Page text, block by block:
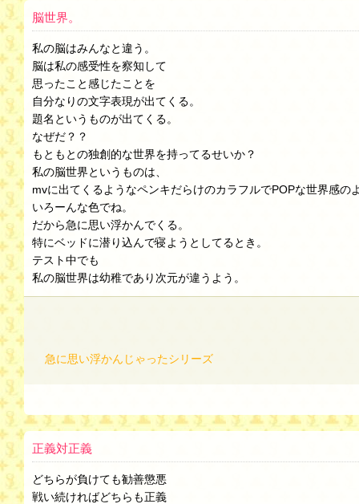
脳世界。
私の脳はみんなと違う。
脳は私の感受性を察知して
思ったこと感じたことを
自分なりの文字表現が出てくる。
題名というものが出てくる。
なぜだ？？
もともとの独創的な世界を持ってるせいか？
私の脳世界というものは、
mvに出てくるようなペンキだらけのカラフルでPOPな世界感の
いろーんな色でね。
だから急に思い浮かんでくる。
特にベッドに潜り込んで寝ようとしてるとき。
テスト中でも
私の脳世界は幼稚であり次元が違うよう。
急に思い浮かんじゃったシリーズ
正義対正義
どちらが負けても勧善懲悪
戦い続ければどちらも正義